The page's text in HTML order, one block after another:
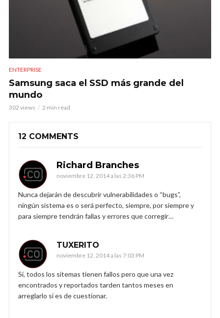
ENTERPRISE
Samsung saca el SSD más grande del
mundo
302 views 2 min read
12 COMMENTS
Richard Branches
noviembre 12, 2014 a las 2:36 PM
Nunca dejarán de descubrir vulnerabilidades o “bugs”,
ningún sistema es o será perfecto, siempre, por siempre y
para siempre tendrán fallas y errores que corregir…
TUXERITO
noviembre 12, 2014 a las 7:03 PM
Si, todos los sitemas tienen fallos pero que una vez
encontrados y reportados tarden tantos meses en
arreglarlo si es de cuestionar.